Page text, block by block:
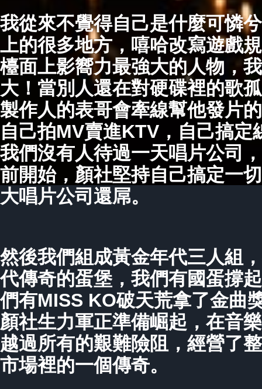
我從來不覺得自己是什麼可憐
上的很多地方，嘻哈改寫遊戲
檯面上影嚮力最強大的人物，
大！當別人還在對硬碟裡的歌
製作人的表哥會牽線幫他發片
自己拍MV賣進KTV，自己搞
我們沒有人待過一天唱片公司
前開始，顏社堅持自己搞定一
大唱片公司還屌。
然後我們組成黃金年代三人組
代傳奇的蛋堡，我們有國蛋撐
們有MISS KO破天荒拿了金曲
顏社生力軍正準備崛起，在音
越過所有的艱難險阻，經營了
市場裡的一個傳奇。